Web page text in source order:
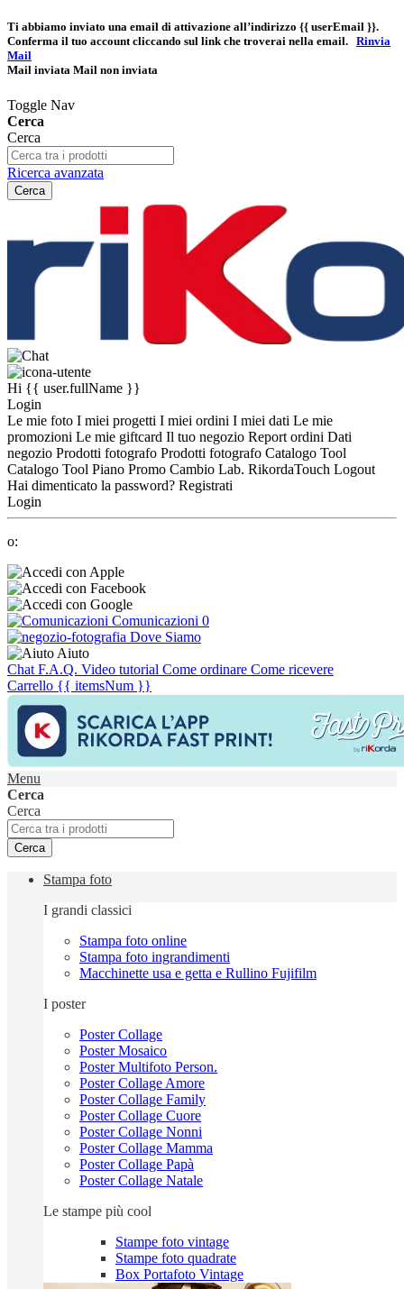
Ti abbiamo inviato una email di attivazione all’indirizzo {{ userEmail }}.
Conferma il tuo account cliccando sul link che troverai nella email. Rinvia
Mail
Mail inviata Mail non inviata
Toggle Nav
Cerca
Cerca
Ricerca avanzata
Cerca
Hi {{ user.fullName }}
Login
Le mie foto I miei progetti I miei ordini I miei dati Le mie
promozioni Le mie giftcard Il tuo negozio Report ordini Dati
negozio Prodotti fotografo Prodotti fotografo Catalogo Tool
Catalogo Tool Piano Promo Cambio Lab. RikordaTouch Logout
Hai dimenticato la password? Registrati
Login
o:
Comunicazioni 0
Dove Siamo
Aiuto
Chat F.A.Q. Video tutorial Come ordinare Come ricevere
Carrello {{ itemsNum }}
Menu
Cerca
Cerca
Cerca
Stampa foto
I grandi classici
Stampa foto online
Stampa foto ingrandimenti
Macchinette usa e getta e Rullino Fujifilm
I poster
Poster Collage
Poster Mosaico
Poster Multifoto Person.
Poster Collage Amore
Poster Collage Family
Poster Collage Cuore
Poster Collage Nonni
Poster Collage Mamma
Poster Collage Papà
Poster Collage Natale
Le stampe più cool
Stampe foto vintage
Stampe foto quadrate
Box Portafoto Vintage